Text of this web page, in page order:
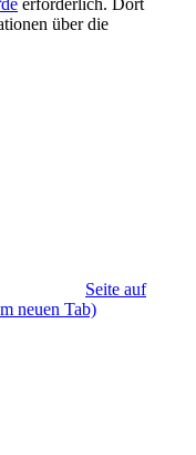
de erforderlich. Dort
über die
Seite auf
neuen Tab)